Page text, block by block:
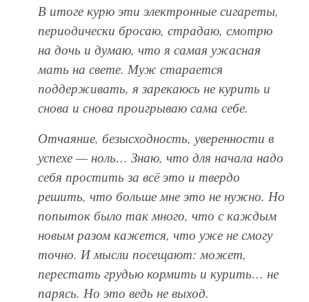
В итоге курю эти электронные сигареты,
периодически бросаю, страдаю, смотрю
на дочь и думаю, что я самая ужасная
мать на свете. Муж старается
поддерживать, я зарекаюсь не курить и
снова и снова проигрываю сама себе.
Отчаяние, безысходность, уверенности в
успехе — ноль… Знаю, что для начала надо
себя простить за всё это и твердо
решить, что больше мне это не нужно. Но
попыток было так много, что с каждым
новым разом кажется, что уже не смогу
точно. И мысли посещают: может,
перестать грудью кормить и курить… не
парясь. Но это ведь не выход.